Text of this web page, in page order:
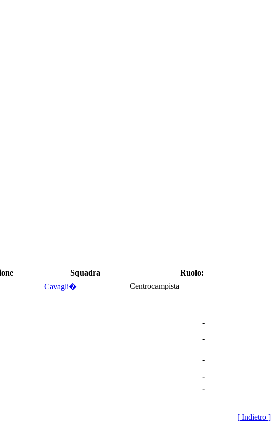
Squadra
Ruolo:
Cavagli� Centrocampista
-
-
-
-
-
[ Indietro ]